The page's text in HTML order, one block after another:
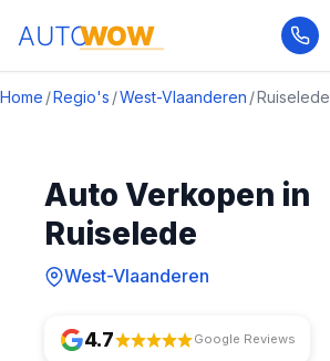
Home /Regio's /West-Vlaanderen /Ruiselede
Auto Verkopen in
Ruiselede
West-Vlaanderen
4.7 Google Reviews